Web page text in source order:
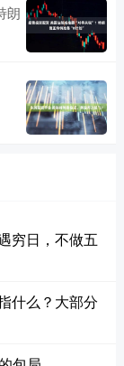
朗
穷日，不做五
什么？大部分